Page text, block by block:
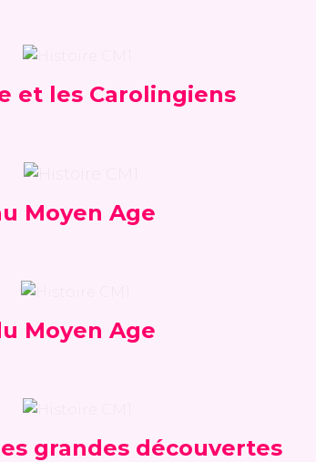
et les Carolingiens
Moyen Age
Moyen Age
grandes découvertes